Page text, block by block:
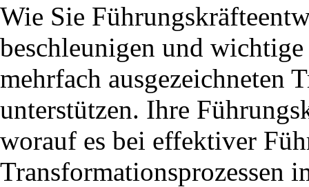
Wie Sie
beschleunigen und
mehrfach ausgezeichneten
unterstützen. Ihre
worauf es bei effektiver
Transformationsprozessen